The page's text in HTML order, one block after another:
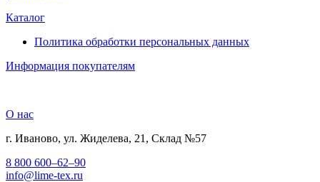
Каталог
Политика обработки персональных данных
Информация покупателям
О нас
г. Иваново, ул. Жиделева, 21, Склад №57
8 800 600–62–90
info@lime-tex.ru